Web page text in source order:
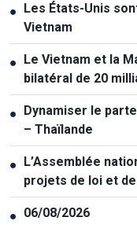
●
Les États-Unis
Vietnam
●
Le Vietnam et la
bilatéral de 20
●
Dynamiser le
– Thaïlande
●
L’Assemblée
projets de loi et
● 06/08/2026